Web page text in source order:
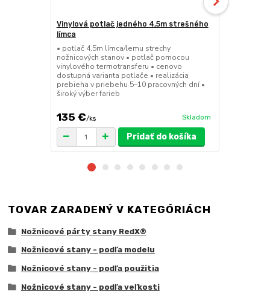
Vinylová potlač jedného 4,5m strešného
límca
• potlač 4,5m límca/lemu strechy
nožnicových stanov • potlač pomocou
vinylového termotransferu • cenovo
dostupná varianta potlače • realizácia
prebieha v priebehu 5–10 pracovných dní •
široký výber farieb
135 €/ks Skladom
Pridať do košíka
TOVAR ZARADENÝ V KATEGÓRIÁCH
Nožnicové párty stany RedX®
Nožnicové stany - podľa modelu
Nožnicové stany - podľa použitia
Nožnicové stany - podľa veľkosti